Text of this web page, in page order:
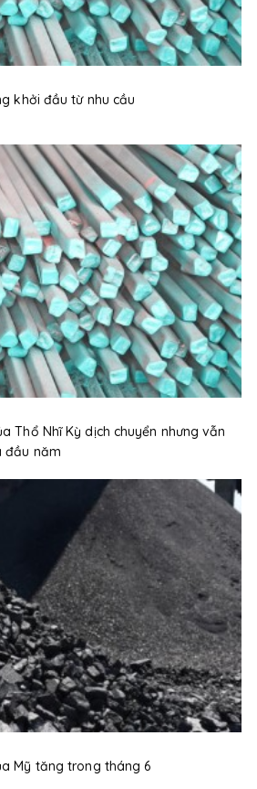
khởi đầu từ nhu cầu
Thổ Nhĩ Kỳ dịch chuyển nhưng vẫn
đầu năm
Mỹ tăng trong tháng 6